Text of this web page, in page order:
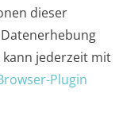
dieser
jederzeit mit
Plugin